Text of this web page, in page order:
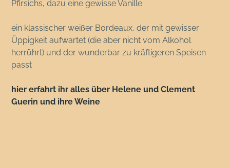
Pfirsichs, dazu eine gewisse Vanille
ein klassischer weißer Bordeaux, der mit gewisser
Üppigkeit aufwartet (die aber nicht vom Alkohol
herrührt) und der wunderbar zu kräftigeren Speisen
passt
hier erfahrt ihr alles über Helene und Clement
Guerin und ihre Weine